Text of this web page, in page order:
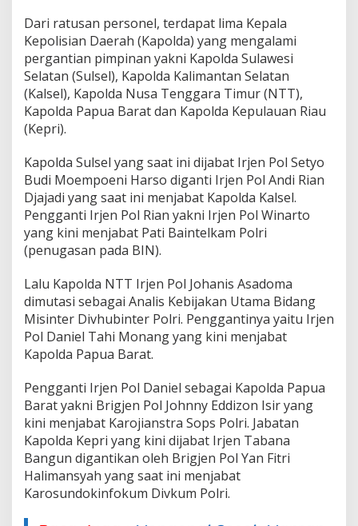
t
K
a
p
o
l
d
a
p
r
i
Dari ratusan personel, terdapat lima Kepala
Kepolisian Daerah (Kapolda) yang mengalami
pergantian pimpinan yakni Kapolda Sulawesi
Selatan (Sulsel), Kapolda Kalimantan Selatan
(Kalsel), Kapolda Nusa Tenggara Timur (NTT),
Kapolda Papua Barat dan Kapolda Kepulauan Riau
(Kepri).
Kapolda Sulsel yang saat ini dijabat Irjen Pol Setyo
Budi Moempoeni Harso diganti Irjen Pol Andi Rian
Djajadi yang saat ini menjabat Kapolda Kalsel.
Pengganti Irjen Pol Rian yakni Irjen Pol Winarto
yang kini menjabat Pati Baintelkam Polri
(penugasan pada BIN).
Lalu Kapolda NTT Irjen Pol Johanis Asadoma
dimutasi sebagai Analis Kebijakan Utama Bidang
Misinter Divhubinter Polri. Penggantinya yaitu Irjen
Pol Daniel Tahi Monang yang kini menjabat
Kapolda Papua Barat.
Pengganti Irjen Pol Daniel sebagai Kapolda Papua
Barat yakni Brigjen Pol Johnny Eddizon Isir yang
kini menjabat Karojianstra Sops Polri. Jabatan
Kapolda Kepri yang kini dijabat Irjen Tabana
Bangun digantikan oleh Brigjen Pol Yan Fitri
Halimansyah yang saat ini menjabat
Karosundokinfokum Divkum Polri.